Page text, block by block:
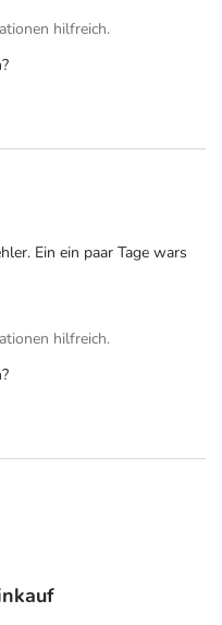
hilfreich.
Ein ein paar Tage wars
hilfreich.